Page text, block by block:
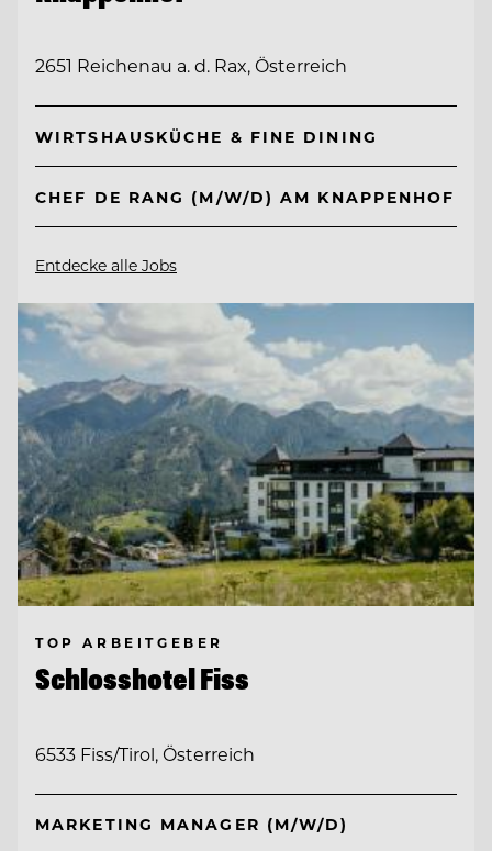
2651 Reichenau a. d. Rax, Österreich
WIRTSHAUSKÜCHE & FINE DINING
CHEF DE RANG (M/W/D) AM KNAPPENHOF
Entdecke alle Jobs
TOP ARBEITGEBER
Schlosshotel Fiss
6533 Fiss/Tirol, Österreich
MARKETING MANAGER (M/W/D)